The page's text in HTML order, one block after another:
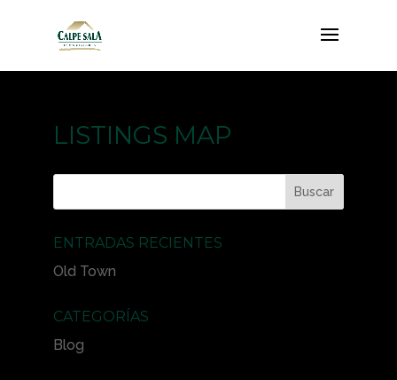
LISTINGS MAP
ENTRADAS RECIENTES
Old Town
CATEGORÍAS
Blog